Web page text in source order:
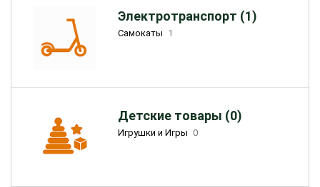
Электротранспорт (1)
Самокаты 1
Детские товары (0)
Игрушки и Игры 0